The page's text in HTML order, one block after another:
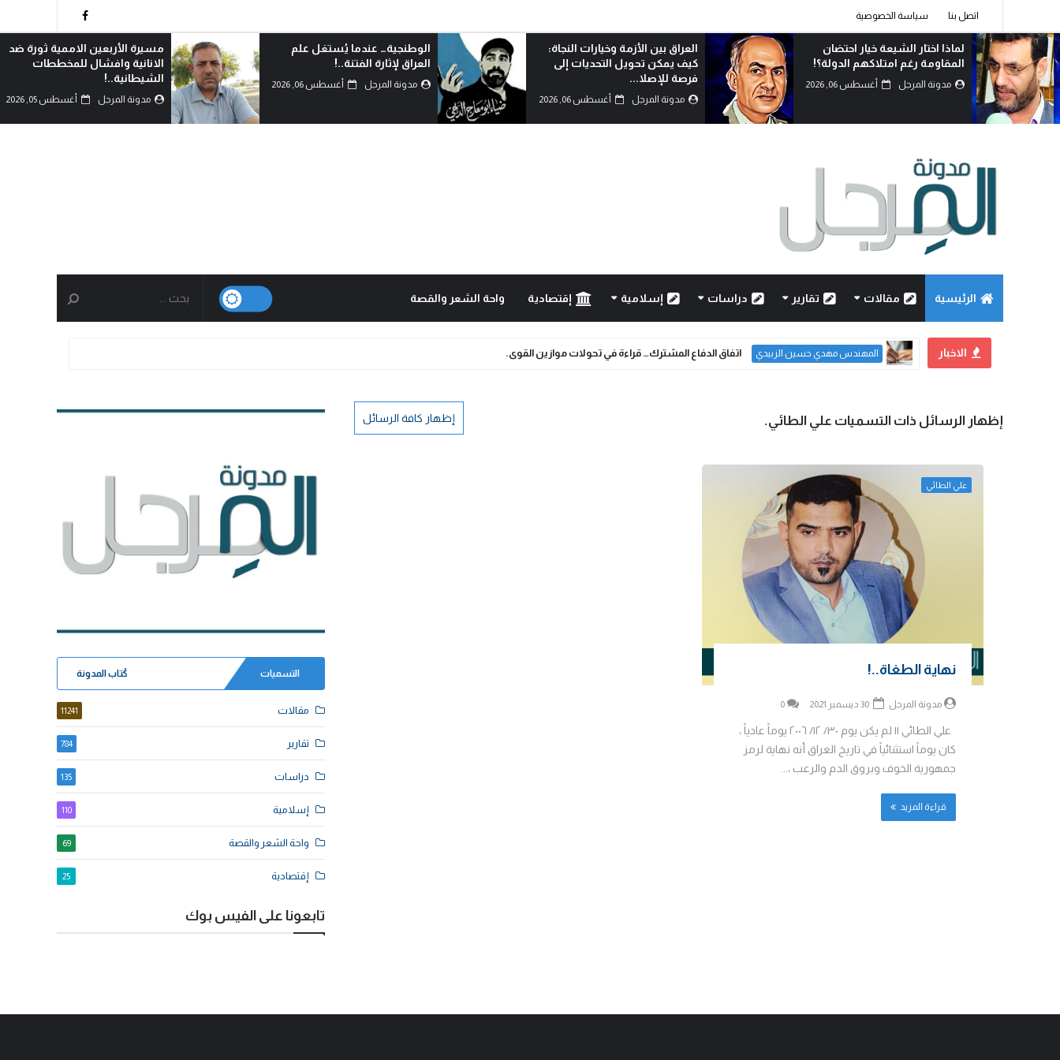
اتصل بنا سياسة الخصوصية
العراق بين الأزمة وخيارات النجاة:
كيف يمكن تحويل التحديات إلى
فرصة للإصلا...
الوطنجية… عندما يُستغل علم
العراق لإثارة الفتنة..!
مدونة المرجل
مسيرة الأربعين الاممية ثورة ضد
الانانية وافشال للمخططات
الشيطانية..!
من يشهد بالحق؟!
مدونة المرجل أغسطس 05, 2026
الرئيسية مقالات تقارير دراسات إسلامية إقتصادية واحة الشعر والقصة
الاخبار المهندس مهدي حسين الزبيدي اتفاق الدفاع المشترك… قراءة في تحولات موازين القوى.
‏إظهار الرسائل ذات التسميات علي الطائي. إظهار كافة الرسائل
علي الطائي
نهاية الطغاة..!
مدونة المرجل 0
علي الطائي || لم يكن يوم ٣٠/ ١٢/ ٢٠٠٦ يوماً عادياً ،
كان يوماً استثنائياً في تاريخ العراق أنه نهاية لرمز
جمهورية الخوف وبروق الدم والرعب ،...
قراءة المزيد
التسميات كُتاب المدونة
مقالات 11241
تقارير 784
دراسات 135
إسلامية 110
واحة الشعر والقصة 69
إقتصادية 25
تابعونا على الفيس بوك